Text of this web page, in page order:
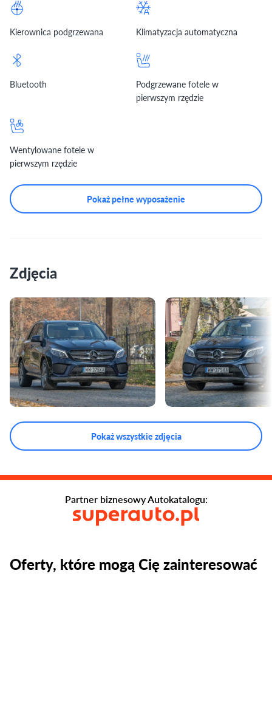
Kierownica podgrzewana Klimatyzacja automatyczna
Bluetooth
Podgrzewane fotele w
pierwszym rzędzie
Wentylowane fotele w
pierwszym rzędzie
Pokaż pełne wyposażenie
Zdjęcia
Pokaż wszystkie zdjęcia
Oferty, które mogą Cię zainteresować
Partner biznesowy Autokatalogu: